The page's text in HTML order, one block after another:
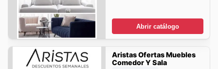
Abrir catálogo
Aristas Ofertas Muebles
Comedor Y Sala